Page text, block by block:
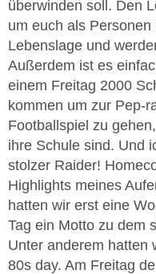
überwinden soll. Den
um euch als
Lebenslage und
Außerdem ist es
einem Freitag 2000
kommen um zur Pep-
Footballspiel zu
ihre Schule sind. Und
stolzer Raider!
Highlights meines
hatten wir erst eine
Tag ein Motto zu dem
Unter anderem hatten
80s day. Am Freitag